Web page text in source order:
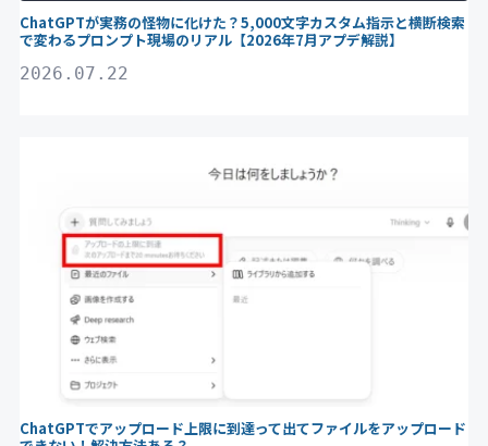
ChatGPTが実務の怪物に化けた？5,000文字カスタム指示と横断検索
で変わるプロンプト現場のリアル【2026年7月アプデ解説】
2026.07.22
ChatGPTでアップロード上限に到達って出てファイルをアップロード